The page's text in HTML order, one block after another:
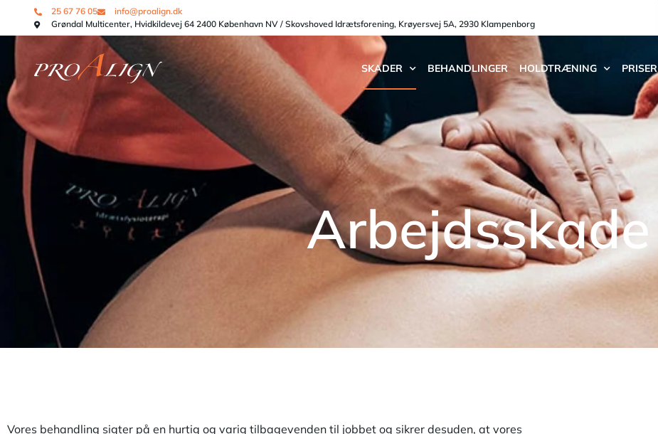
25 67 76 05
info@proalign.dk
Grøndal Multicenter, Hvidkildevej 64 2400 København NV / Skovshoved Idrætsforening, Krøyersvej 5A, 2930 Klampenborg
SKADER BEHANDLINGER HOLDTRÆNING PRISER
Arbejdsskade
Vores behandling sigter på en hurtig og varig tilbagevenden til jobbet og sikrer desuden, at vores